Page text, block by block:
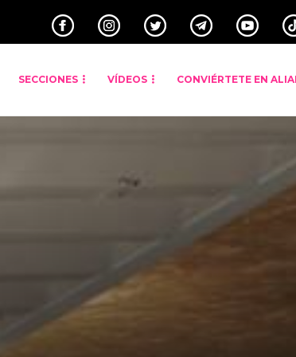
SECCIONES VÍDEOS CONVIÉRTETE EN